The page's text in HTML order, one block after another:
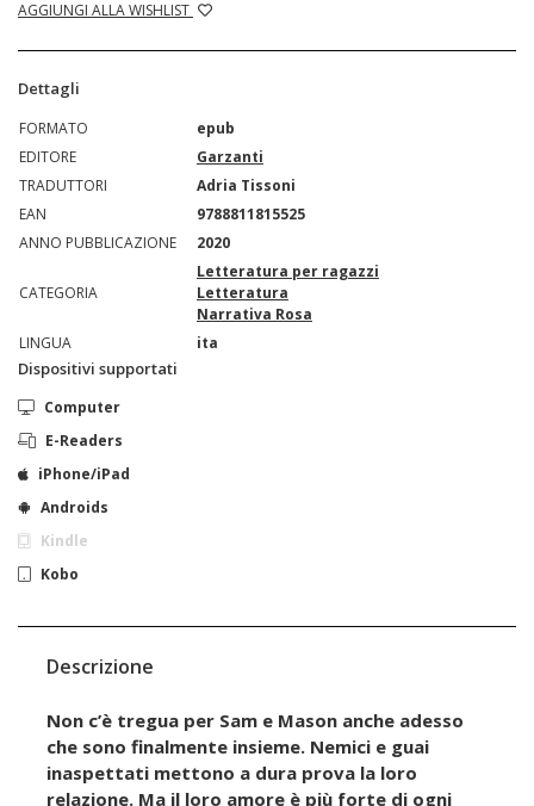
AGGIUNGI ALLA WISHLIST
Dettagli
FORMATO
epub
EDITORE
Garzanti
TRADUTTORI
Adria Tissoni
EAN
9788811815525
ANNO PUBBLICAZIONE
2020
CATEGORIA
Letteratura per ragazzi
Letteratura
Narrativa Rosa
LINGUA
ita
Dispositivi supportati
Computer
E-Readers
iPhone/iPad
Androids
Kindle
Kobo
Descrizione
Non c’è tregua per Sam e Mason anche adesso
che sono finalmente insieme. Nemici e guai
inaspettati mettono a dura prova la loro
relazione. Ma il loro amore è più forte di ogni